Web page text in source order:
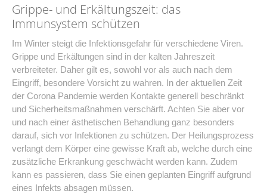
Grippe- und Erkältungszeit: das
Immunsystem schützen
Im Winter steigt die Infektionsgefahr für verschiedene Viren.
Grippe und Erkältungen sind in der kalten Jahreszeit
verbreiteter. Daher gilt es, sowohl vor als auch nach dem
Eingriff, besondere Vorsicht zu wahren. In der aktuellen Zeit
der Corona Pandemie werden Kontakte generell beschränkt
und Sicherheitsmaßnahmen verschärft. Achten Sie aber vor
und nach einer ästhetischen Behandlung ganz besonders
darauf, sich vor Infektionen zu schützen. Der Heilungsprozess
verlangt dem Körper eine gewisse Kraft ab, welche durch eine
zusätzliche Erkrankung geschwächt werden kann. Zudem
kann es passieren, dass Sie einen geplanten Eingriff aufgrund
eines Infekts absagen müssen.